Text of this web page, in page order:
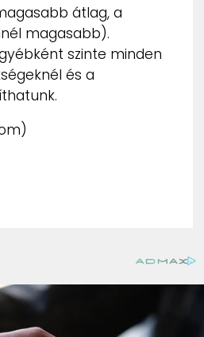
átlag, a
magasabb).
szinte minden
és a